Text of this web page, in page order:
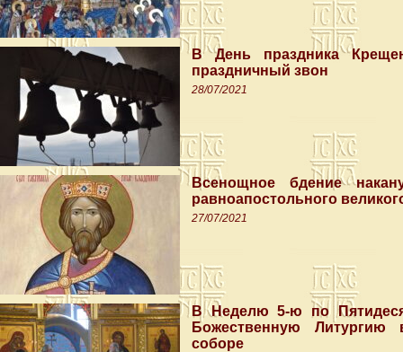
В День праздника
праздничный звон
28/07/2021
Всенощное бдение
равноапостольного
27/07/2021
В Неделю 5-ю по
Божественную Литургию
соборе